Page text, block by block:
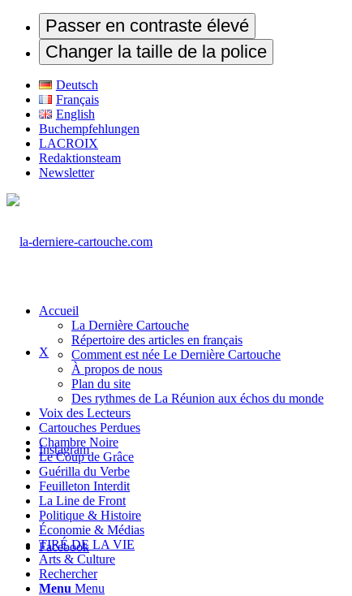
Passer en contraste élevé
Changer la taille de la police
Deutsch
Français
English
Buchempfehlungen
LACROIX
Redaktionsteam
Newsletter
X
Instagram
Facebook
Accueil
La Dernière Cartouche
Répertoire des articles en français
Comment est née Le Dernière Cartouche
À propos de nous
Plan du site
Des rythmes de La Réunion aux échos du monde
Voix des Lecteurs
Cartouches Perdues
Chambre Noire
Le Coup de Grâce
Guérilla du Verbe
Feuilleton Interdit
La Line de Front
Politique & Histoire
Économie & Médias
TIRÉ DE LA VIE
Arts & Culture
Rechercher
Menu Menu